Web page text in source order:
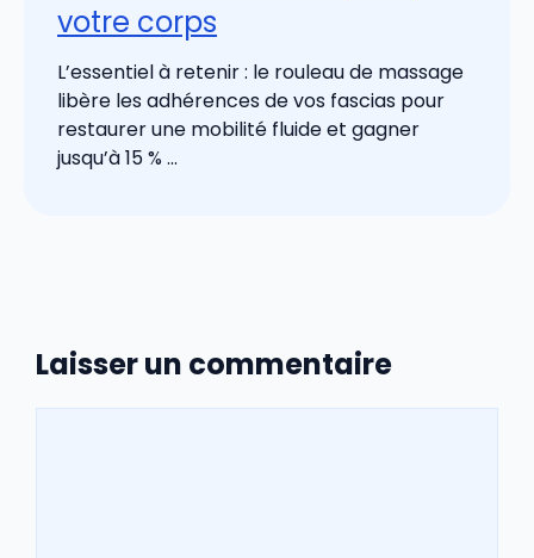
votre corps
L’essentiel à retenir : le rouleau de massage
libère les adhérences de vos fascias pour
restaurer une mobilité fluide et gagner
jusqu’à 15 % ...
Laisser un commentaire